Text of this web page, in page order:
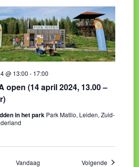
open (14 april 2024, 13.00 –
@ 13:00 - 17:00
in het park Park Matilo, Leiden, Zuid-
Vandaag Volgende